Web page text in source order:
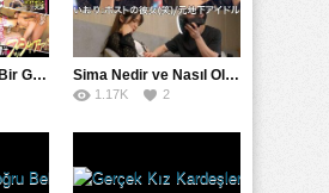
Mİüm ve Prestijli Bir Gecenin Sırları: Gizemli Bir Kadın ve Mükemmel Bir Macera Sima Nedir ve Nasıl Oluşur
1.17K 2